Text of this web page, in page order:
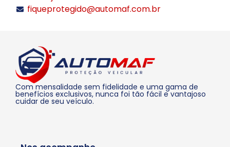
fiqueprotegido@automaf.com.br
Com ​​mensalidade sem fidelidade e uma gama de
benefícios exclusivos, nunca foi tão fácil e vantajoso
cuidar de seu veículo.